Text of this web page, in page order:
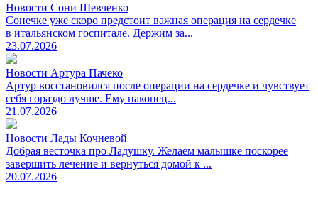
Новости Сони Шевченко
Сонечке уже скоро предстоит важная операция на сердечке
в итальянском госпитале. Держим за...
23.07.2026
Новости Артура Пачеко
Артур восстановился после операции на сердечке и чувствует
себя гораздо лучше. Ему наконец...
21.07.2026
Новости Лады Кочневой
Добрая весточка про Ладушку. Желаем малышке поскорее
завершить лечение и вернуться домой к ...
20.07.2026